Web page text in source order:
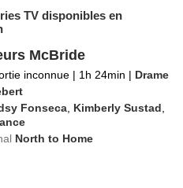
TV disponibles en
McBride
inconnue | 1h 24min | Drame
Fonseca Kimberly Sustad
North to Home